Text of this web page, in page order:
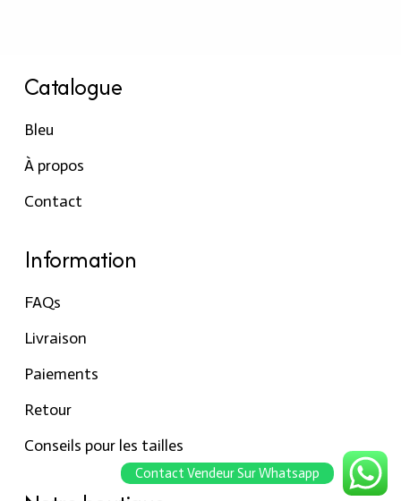
Catalogue
Bleu
À propos
Contact
Information
FAQs
Livraison
Paiements
Retour
Conseils pour les tailles
Contact Vendeur Sur Whatsapp